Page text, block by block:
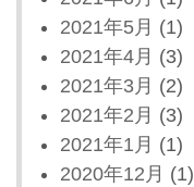
2021年5月 (1)
2021年4月 (3)
2021年3月 (2)
2021年2月 (3)
2021年1月 (1)
2020年12月 (1)